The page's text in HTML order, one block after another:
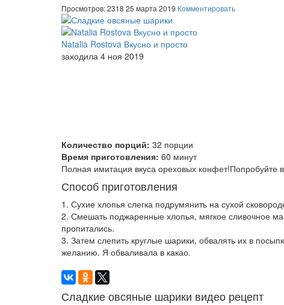
Просмотров: 2318 25 марта 2019 Комментировать
Natalia Rostova Вкусно и просто
заходила 4 ноя 2019
Количество порций: 32 порции
Время приготовления: 60 минут
Полная имитация вкуса ореховых конфет!Попробуйте
Способ приготовления
1. Сухие хлопья слегка подрумянить на сухой
2. Смешать поджаренные хлопья, мягкое сливочное
пропитались.
3. Затем слепить круглые шарики, обвалять их в
желанию. Я обваливала в какао.
Сладкие овсяные шарики видео рецепт